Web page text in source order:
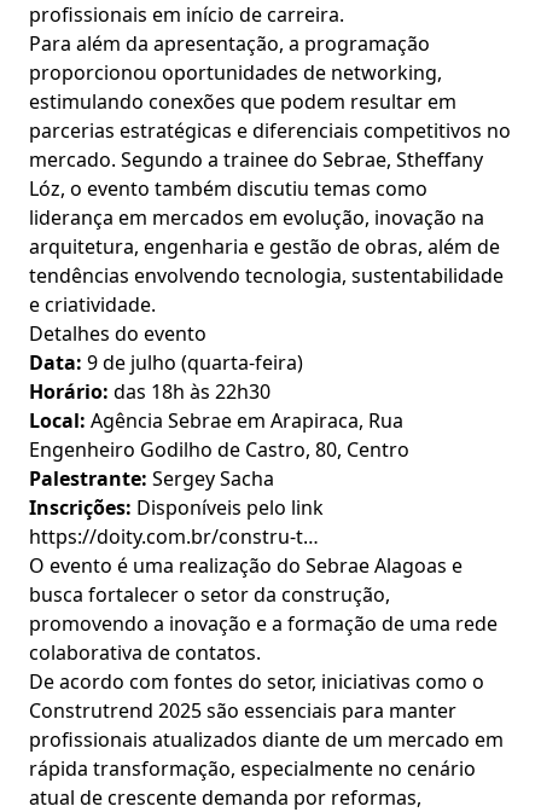
profissionais em início de carreira.
Para além da apresentação, a programação
proporcionou oportunidades de networking,
estimulando conexões que podem resultar em
parcerias estratégicas e diferenciais competitivos no
mercado. Segundo a trainee do Sebrae, Stheffany
Lóz, o evento também discutiu temas como
liderança em mercados em evolução, inovação na
arquitetura, engenharia e gestão de obras, além de
tendências envolvendo tecnologia, sustentabilidade
e criatividade.
Detalhes do evento
Data: 9 de julho (quarta-feira)
Horário: das 18h às 22h30
Local: Agência Sebrae em Arapiraca, Rua
Engenheiro Godilho de Castro, 80, Centro
Palestrante: Sergey Sacha
Inscrições: Disponíveis pelo link
https://doity.com.br/constru-t…
O evento é uma realização do Sebrae Alagoas e
busca fortalecer o setor da construção,
promovendo a inovação e a formação de uma rede
colaborativa de contatos.
De acordo com fontes do setor, iniciativas como o
Construtrend 2025 são essenciais para manter
profissionais atualizados diante de um mercado em
rápida transformação, especialmente no cenário
atual de crescente demanda por reformas,